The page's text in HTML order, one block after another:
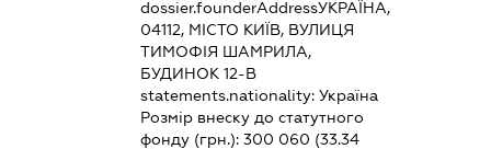
dossier.founderAddressУКРАЇНА,
04112, МІСТО КИЇВ, ВУЛИЦЯ
ТИМОФІЯ ШАМРИЛА,
БУДИНОК 12-В
statements.nationality: Україна
Розмір внеску до статутного
фонду (грн.): 300 060 (33.34